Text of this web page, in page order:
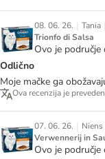
08. 06. 26. | Tania |
Trionfo di Salsa
Ovo je područje
Odlično
Moje mačke ga
Ova recenzija je
07. 06. 26. | Niens
Verwennerij in
Ovo je područje